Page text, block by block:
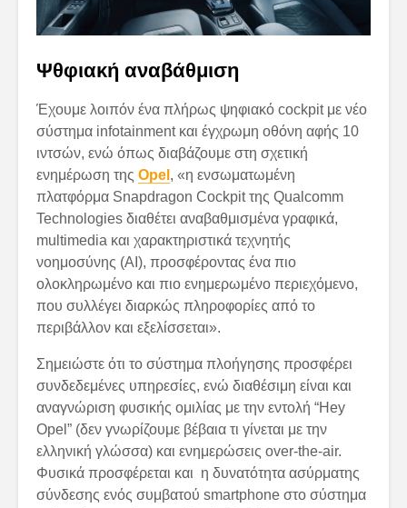
Ψθφιακή αναβάθμιση
Έχουμε λοιπόν ένα πλήρως ψηφιακό cockpit με νέο
σύστημα infotainment και έγχρωμη οθόνη αφής 10
ιντσών, ενώ όπως διαβάζουμε στη σχετική
ενημέρωση της Opel , «η ενσωματωμένη
πλατφόρμα Snapdragon Cockpit της Qualcomm
Technologies διαθέτει αναβαθμισμένα γραφικά,
multimedia και χαρακτηριστικά τεχνητής
νοημοσύνης (AI), προσφέροντας ένα πιο
ολοκληρωμένο και πιο ενημερωμένο περιεχόμενο,
που συλλέγει διαρκώς πληροφορίες από το
περιβάλλον και εξελίσσεται».
Σημειώστε ότι το σύστημα πλοήγησης προσφέρει
συνδεδεμένες υπηρεσίες, ενώ διαθέσιμη είναι και
αναγνώριση φυσικής ομιλίας με την εντολή “Hey
Opel” (δεν γνωρίζουμε βέβαια τι γίνεται με την
ελληνική γλώσσα) και ενημερώσεις over-the-air.
Φυσικά προσφέρεται και η δυνατότητα ασύρματης
σύνδεσης ενός συμβατού smartphone στο σύστημα